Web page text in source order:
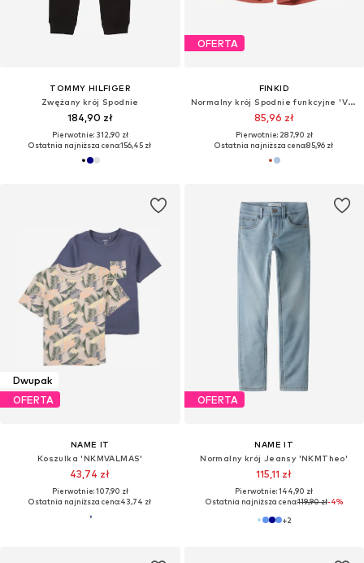
TOMMY HILFIGER
Zwężany krój Spodnie
184,90 zł
Pierwotnie: 312,90 zł
Ostatnia najniższa cena:156,45 zł
OFERTA
FINKID
Normalny krój Spodnie funkcyjne 'VOIMAKAS PROTECT'
85,96 zł
Pierwotnie: 287,90 zł
Ostatnia najniższa cena:85,96 zł
Dwupak
OFERTA
NAME IT
Koszulka 'NKMVALMAS'
43,74 zł
Pierwotnie: 107,90 zł
Ostatnia najniższa cena:43,74 zł
OFERTA
NAME IT
Normalny krój Jeansy 'NKMTheo'
115,11 zł
Pierwotnie: 144,90 zł
Ostatnia najniższa cena:119,90 zł-4%
+2